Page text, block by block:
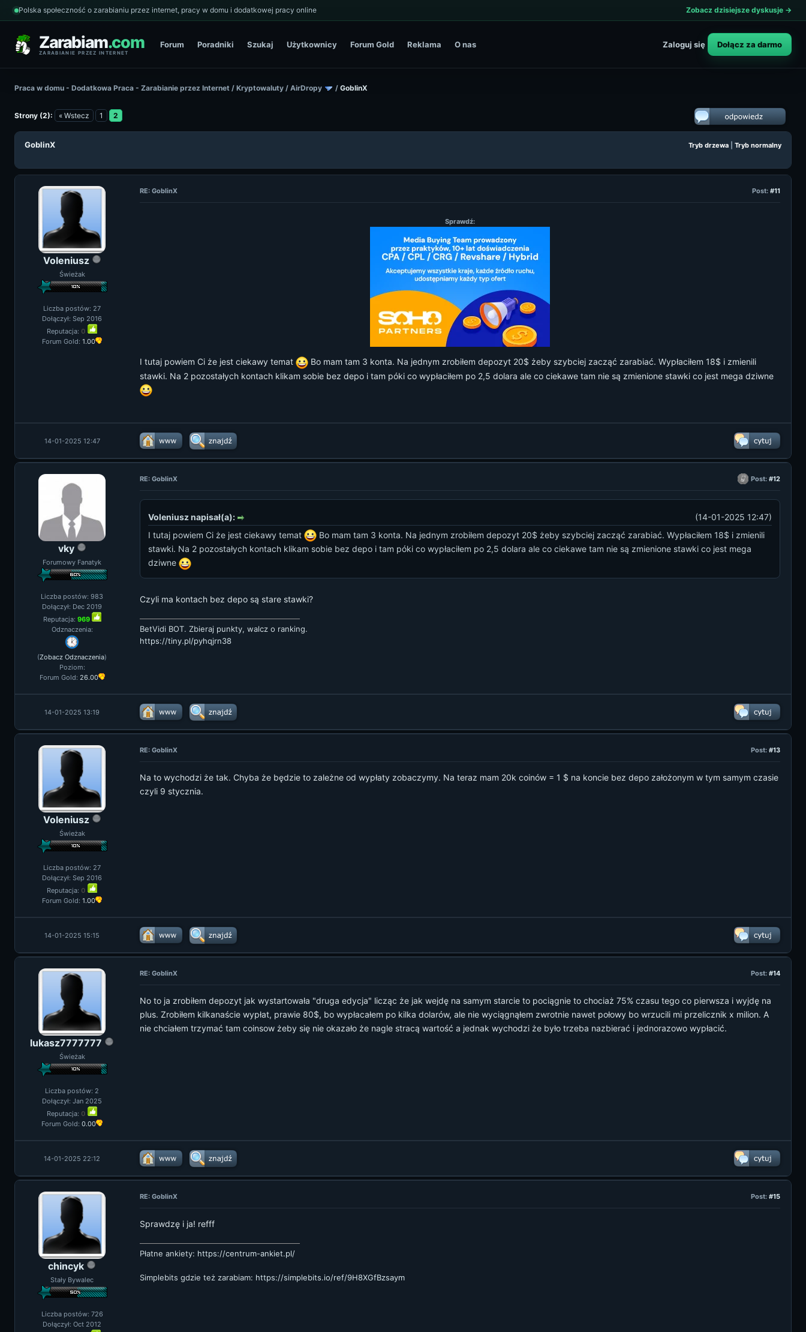
Polska społeczność o zarabianiu przez internet, pracy w domu i dodatkowej pracy online Zobacz dzisiejsze dyskusje →
Zarabiam.com
ZARABIANIE PRZEZ INTERNET
Forum Poradniki Szukaj Użytkownicy Forum Gold Reklama O nas Zaloguj się Dołącz za darmo
Praca w domu - Dodatkowa Praca - Zarabianie przez Internet / Kryptowaluty / AirDropy / GoblinX
Strony (2): « Wstecz 1 2
Tryb drzewa Tryb normalny
GoblinX
Voleniusz
Świeżak
Liczba postów: 27
Dołączył: Sep 2016
Reputacja: 0
Forum Gold: 1.00
Post: #11
RE: GoblinX
Sprawdź:
I tutaj powiem Ci że jest ciekawy temat
Bo mam tam 3 konta. Na jednym zrobiłem depozyt 20$ żeby szybciej zacząć zarabiać. Wypłaciłem 18$ i zmienili
stawki. Na 2 pozostałych kontach klikam sobie bez depo i tam póki co wypłaciłem po 2,5 dolara ale co ciekawe tam nie są zmienione stawki co jest mega dziwne
14-01-2025 12:47
vky
Forumowy Fanatyk
Liczba postów: 983
Dołączył: Dec 2019
Reputacja: 969
Odznaczenia:
(Zobacz Odznaczenia)
Poziom:
Forum Gold: 26.00
Post: #12
RE: GoblinX
(14-01-2025 12:47)
Voleniusz napisał(a):
I tutaj powiem Ci że jest ciekawy temat
Bo mam tam 3 konta. Na jednym zrobiłem depozyt 20$ żeby szybciej zacząć zarabiać. Wypłaciłem 18$ i zmienili
stawki. Na 2 pozostałych kontach klikam sobie bez depo i tam póki co wypłaciłem po 2,5 dolara ale co ciekawe tam nie są zmienione stawki co jest mega
dziwne
Czyli ma kontach bez depo są stare stawki?
BetVidi BOT. Zbieraj punkty, walcz o ranking.
https://tiny.pl/pyhqjrn38
14-01-2025 13:19
Voleniusz
Świeżak
Liczba postów: 27
Dołączył: Sep 2016
Reputacja: 0
Forum Gold: 1.00
Post: #13
RE: GoblinX
Na to wychodzi że tak. Chyba że będzie to zależne od wypłaty zobaczymy. Na teraz mam 20k coinów = 1 $ na koncie bez depo założonym w tym samym czasie
czyli 9 stycznia.
14-01-2025 15:15
lukasz7777777
Świeżak
Liczba postów: 2
Dołączył: Jan 2025
Reputacja: 0
Forum Gold: 0.00
Post: #14
RE: GoblinX
No to ja zrobiłem depozyt jak wystartowała "druga edycja" licząc że jak wejdę na samym starcie to pociągnie to chociaż 75% czasu tego co pierwsza i wyjdę na
plus. Zrobiłem kilkanaście wypłat, prawie 80$, bo wypłacałem po kilka dolarów, ale nie wyciągnąłem zwrotnie nawet połowy bo wrzucili mi przelicznik x milion. A
nie chciałem trzymać tam coinsow żeby się nie okazało że nagle stracą wartość a jednak wychodzi że było trzeba nazbierać i jednorazowo wypłacić.
14-01-2025 22:12
chincyk
Stały Bywalec
Liczba postów: 726
Dołączył: Oct 2012
Post: #15
RE: GoblinX
Sprawdzę i ja! refff
Płatne ankiety: https://centrum-ankiet.pl/
Simplebits gdzie też zarabiam: https://simplebits.io/ref/9H8XGfBzsaym